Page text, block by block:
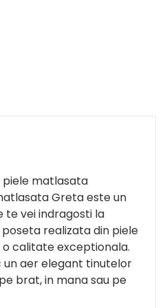
piele matlasata
Greta este un
te vei indragosti la
realizata din piele
calitate exceptionala.
un aer elegant tinutelor
brat, in mana sau pe